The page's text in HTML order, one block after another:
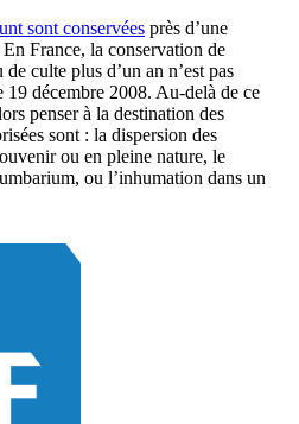
sont conservées près d’une
France, la conservation de
culte plus d’un an n’est pas
19 décembre 2008. Au-delà de ce
penser à la destination des
sont : la dispersion des
ou en pleine nature, le
ou l’inhumation dans un